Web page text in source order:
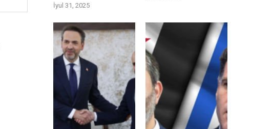
İyul 31, 2025